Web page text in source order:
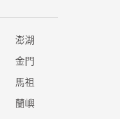
澎湖
金門
馬祖
蘭嶼